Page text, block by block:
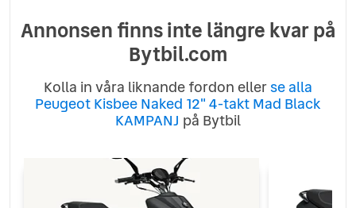
Annonsen finns inte längre kvar på
Bytbil.com
Kolla in våra liknande fordon ellerse alla
Peugeot Kisbee Naked 12" 4-takt Mad Black
KAMPANJ på Bytbil